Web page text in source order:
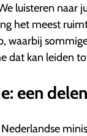
luisteren naar
het meest
waarbij
dat kan leiden
een